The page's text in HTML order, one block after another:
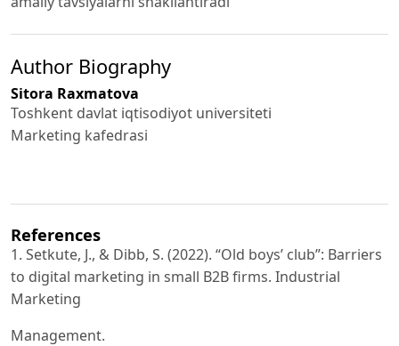
Author Biography
Sitora Raxmatova
Toshkent davlat iqtisodiyot universiteti
Marketing kafedrasi
References
1. Setkute, J., & Dibb, S. (2022). “Old boys’ club”: Barriers
to digital marketing in small B2B firms. Industrial
Marketing
Management.